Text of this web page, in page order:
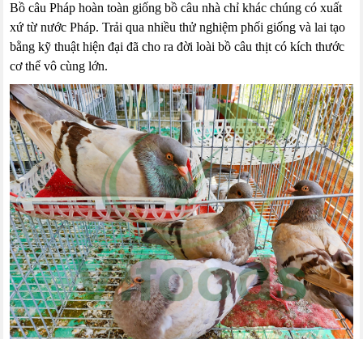
Bồ câu Pháp hoàn toàn giống bồ câu nhà chỉ khác chúng có xuất
xứ từ nước Pháp. Trải qua nhiều thử nghiệm phối giống và lai tạo
bằng kỹ thuật hiện đại đã cho ra đời loài bồ câu thịt có kích thước
cơ thể vô cùng lớn.